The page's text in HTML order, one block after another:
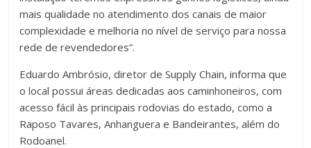
mais qualidade no atendimento dos canais de maior
complexidade e melhoria no nível de serviço para nossa
rede de revendedores”.
Eduardo Ambrósio, diretor de Supply Chain, informa que
o local possui áreas dedicadas aos caminhoneiros, com
acesso fácil às principais rodovias do estado, como a
Raposo Tavares, Anhanguera e Bandeirantes, além do
Rodoanel.